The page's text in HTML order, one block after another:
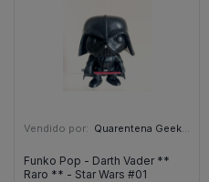
Vendido por: Quarentena Geek Store - SP
Funko Pop - Darth Vader **
Raro ** - Star Wars #01